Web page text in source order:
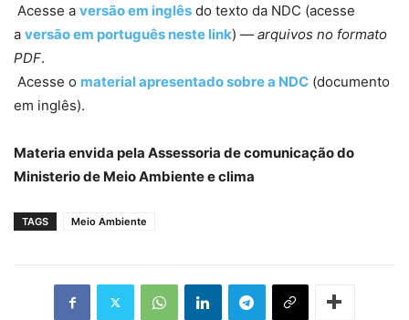
Acesse a versão em inglês do texto da NDC (acesse
a versão em português neste link) — arquivos no formato
PDF.
Acesse o material apresentado sobre a NDC (documento
em inglês).
Materia envida pela Assessoria de comunicação do
Ministerio de Meio Ambiente e clima
TAGS Meio Ambiente